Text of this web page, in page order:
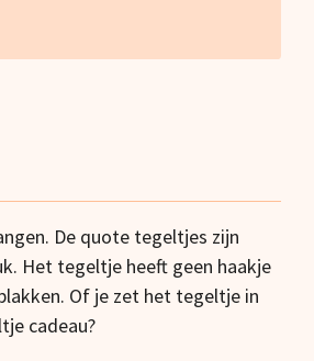
De quote tegeltjes zijn
Het tegeltje heeft geen haakje
Of je zet het tegeltje in
cadeau?